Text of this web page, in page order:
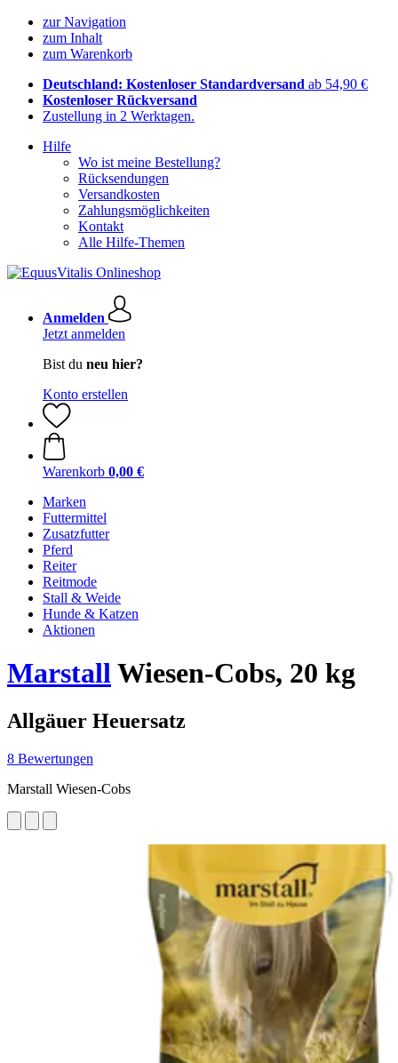
zur Navigation
zum Inhalt
zum Warenkorb
Deutschland: Kostenloser Standardversand ab 54,90 €
Kostenloser Rückversand
Zustellung in 2 Werktagen.
Hilfe
Wo ist meine Bestellung?
Rücksendungen
Versandkosten
Zahlungsmöglichkeiten
Kontakt
Alle Hilfe-Themen
Anmelden
Jetzt anmelden
Bist du neu hier?
Konto erstellen
Warenkorb 0,00 €
Marken
Futtermittel
Zusatzfutter
Pferd
Reiter
Reitmode
Stall & Weide
Hunde & Katzen
Aktionen
MarstallWiesen-Cobs, 20 kg
Allgäuer Heuersatz
8 Bewertungen
Marstall Wiesen-Cobs